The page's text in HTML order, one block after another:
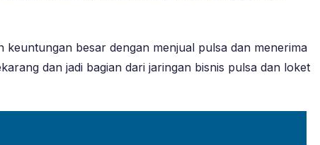
keuntungan besar dengan menjual pulsa dan menerima
dan jadi bagian dari jaringan bisnis pulsa dan loket